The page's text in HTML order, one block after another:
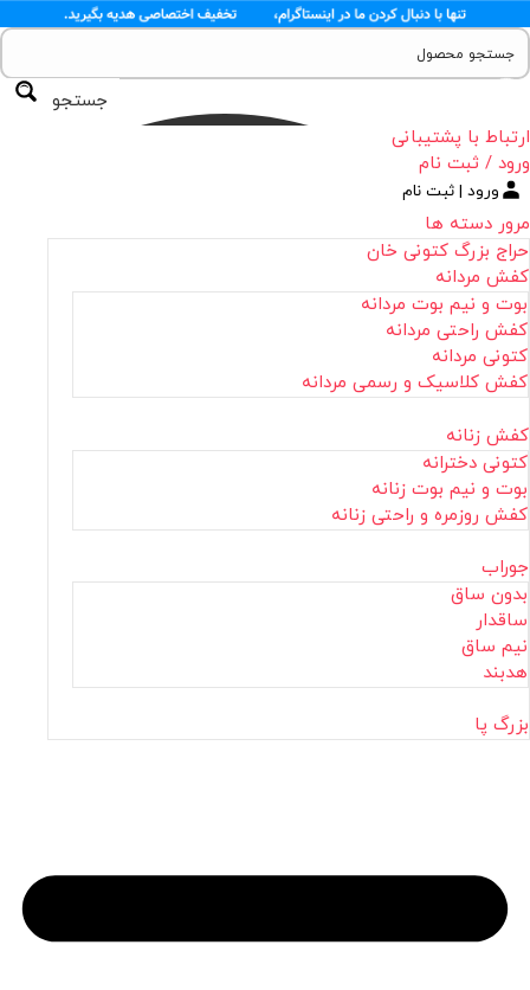
جستجو
ارتباط با پشتیبانی
ورود / ثبت نام
ورود | ثبت نام
مرور دسته ها
حراج بزرگ کتونی خان
کفش مردانه
بوت و نیم بوت مردانه
کفش راحتی مردانه
کتونی مردانه
کفش کلاسیک و رسمی مردانه
کفش زنانه
کتونی دخترانه
بوت و نیم بوت زنانه
کفش روزمره و راحتی زنانه
جوراب
بدون ساق
ساقدار
نیم ساق
هدبند
بزرگ پا